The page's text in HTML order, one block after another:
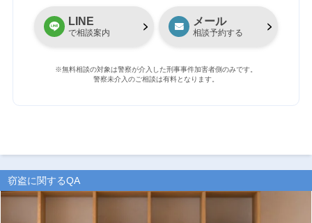
LINE
で相談案内
メール
相談予約する
※無料相談の対象は警察が介入した刑事事件加害者側のみです。
警察未介入のご相談は有料となります。
窃盗に関するQA